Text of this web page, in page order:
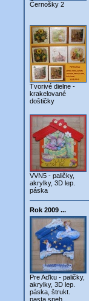
Černošky 2
Tvorivé dielne -
krakelované
doštičky
VVN5 - paličky,
akrylky, 3D lep.
páska
Rok 2009 ...
Pre Aďku - paličky,
akrylky, 3D lep.
páska, štrukt.
pasta sneh